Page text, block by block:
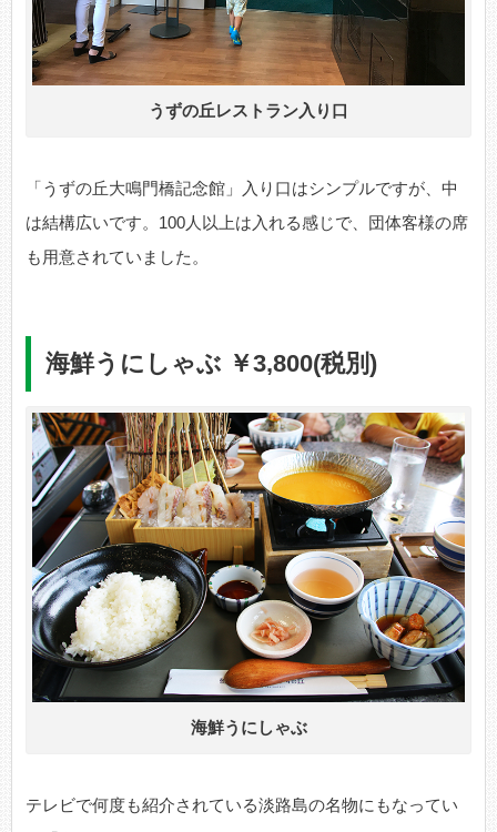
うずの丘レストラン入り口
「うずの丘大鳴門橋記念館」入り口はシンプルですが、中
は結構広いです。100人以上は入れる感じで、団体客様の席
も用意されていました。
海鮮うにしゃぶ ￥3,800(税別)
海鮮うにしゃぶ
テレビで何度も紹介されている淡路島の名物にもなってい